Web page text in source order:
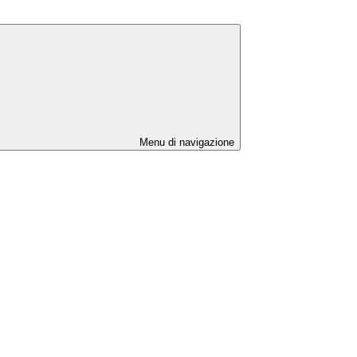
Menu di navigazione